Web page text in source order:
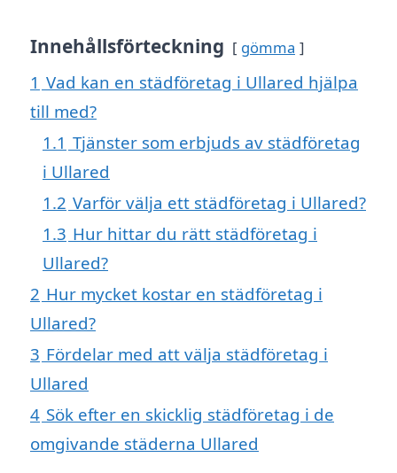
Innehållsförteckning gömma
1 Vad kan en städföretag i Ullared hjälpa
till med?
1.1 Tjänster som erbjuds av städföretag
i Ullared
1.2 Varför välja ett städföretag i Ullared?
1.3 Hur hittar du rätt städföretag i
Ullared?
2 Hur mycket kostar en städföretag i
Ullared?
3 Fördelar med att välja städföretag i
Ullared
4 Sök efter en skicklig städföretag i de
omgivande städerna Ullared